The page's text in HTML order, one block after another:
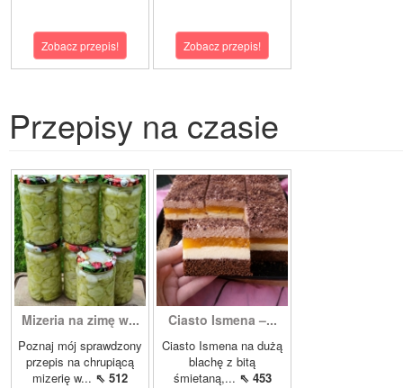
Zobacz przepis! Zobacz przepis!
Przepisy na czasie
Mizeria na zimę w...
Poznaj mój sprawdzony
przepis na chrupiącą
mizerię w... ⇖ 512
Ciasto Ismena –...
Ciasto Ismena na dużą
blachę z bitą
śmietaną,... ⇖ 453